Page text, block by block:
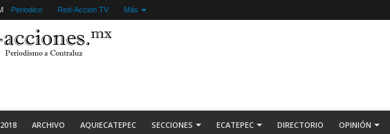
Periodico Red-Accion TV Más
ARCHIVO AQUIECATEPEC SECCIONES ECATEPEC DIRECTORIO OPINIÓN